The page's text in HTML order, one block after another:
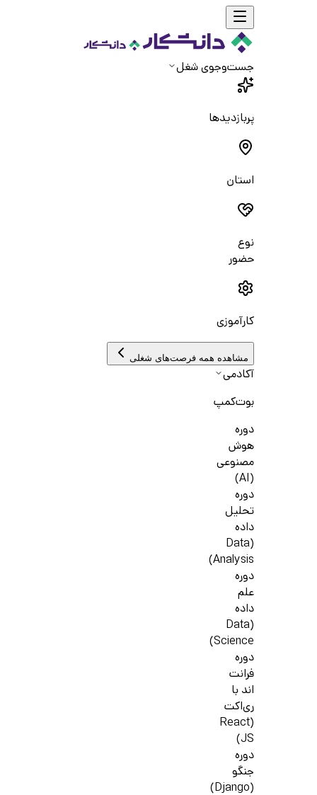
جست‌و‌جوی شغل
پربازدیدها
استان
نوع
حضور
کارآموزی
مشاهده همه فرصت‌های شغلی
آکادمی
بوت‌کمپ
دوره
هوش
مصنوعی
(AI)
دوره
تحلیل
داده
(Data
Analysis)
دوره
علم
داده
(Data
Science)
دوره
فرانت
اند با
ری‌اکت
(React
JS)
دوره
جنگو
(Django)